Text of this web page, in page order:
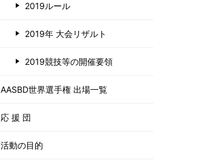
2019ルール
2019年 大会リザルト
2019競技等の開催要領
AASBD世界選手権 出場一覧
応 援 団
活動の目的